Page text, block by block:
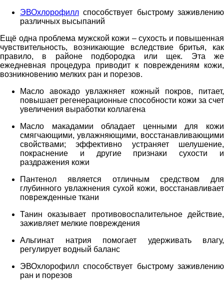
ЭВОхлорофилл способствует быстрому заживлению
различных высыпаний
Ещё одна проблема мужской кожи – сухость и повышенная
чувствительность, возникающие вследствие бритья, как
правило, в районе подбородка или щек. Эта же
ежедневная процедура приводит к повреждениям кожи,
возникновению мелких ран и порезов.
Масло авокадо увлажняет кожный покров, питает,
повышает регенерационные способности кожи за счет
увеличения выработки коллагена
Масло макадамии обладает ценными для кожи
смягчающими, увлажняющими, восстанавливающими
свойствами; эффективно устраняет шелушение,
покраснение и другие признаки сухости и
раздражения кожи
Пантенол является отличным средством для
глубинного увлажнения сухой кожи, восстанавливает
поврежденные ткани
Танин оказывает противовоспалительное действие,
заживляет мелкие повреждения
Альгинат натрия помогает удерживать влагу,
регулирует водный баланс
ЭВОхлорофилл способствует быстрому заживлению
ран и порезов